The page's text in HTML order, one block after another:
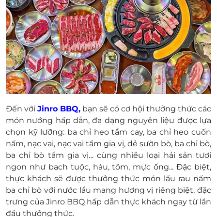
Đến với Jinro BBQ, bạn sẽ có cơ hội thưởng thức các
món nướng hấp dẫn, đa dạng nguyên liệu được lựa
chọn kỹ lưỡng: ba chỉ heo tẩm cay, ba chỉ heo cuốn
nấm, nạc vai, nạc vai tẩm gia vị, dẻ sườn bò, ba chỉ bò,
ba chỉ bò tẩm gia vị… cùng nhiều loại hải sản tươi
ngon như bạch tuộc, hàu, tôm, mực ống... Đặc biệt,
thực khách sẽ được thưởng thức món lẩu rau nấm
ba chỉ bò với nước lẩu mang hương vị riêng biệt, đặc
trưng của Jinro BBQ hấp dẫn thực khách ngay từ lần
đầu thưởng thức.